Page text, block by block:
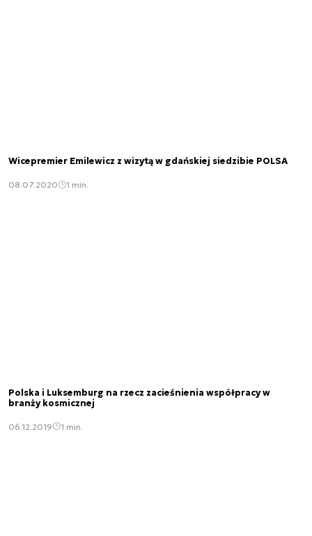
Wicepremier Emilewicz z wizytą w gdańskiej siedzibie POLSA
08.07.2020 1 min.
Polska i Luksemburg na rzecz zacieśnienia współpracy w
branży kosmicznej
06.12.2019 1 min.